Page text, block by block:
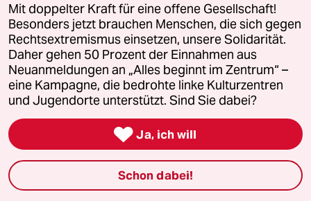
Ressorts
Politik
Öko
Gesellschaft
Mit doppelter Kraft für eine offene Gesellschaft!
Besonders jetzt brauchen Menschen, die sich gegen
Rechtsextremismus einsetzen, unsere Solidarität.
Daher gehen 50 Prozent der Einnahmen aus
Neuanmeldungen an „Alles beginnt im Zentrum“ –
eine Kampagne, die bedrohte linke Kulturzentren
und Jugendorte unterstützt. Sind Sie dabei?
 Ja, ich will
Schon dabei!